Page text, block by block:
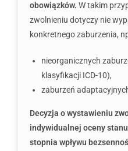
obowiązków. W takim
zwolnieniu dotyczy nie
konkretnego zaburzenia,
nieorganicznych
klasyfikacji ICD-10),
zaburzeń
Decyzja o wystawieniu
indywidualnej oceny
stopnia wpływu